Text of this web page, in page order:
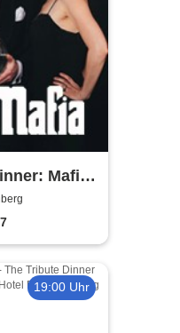
Mafia
19:00 Uhr